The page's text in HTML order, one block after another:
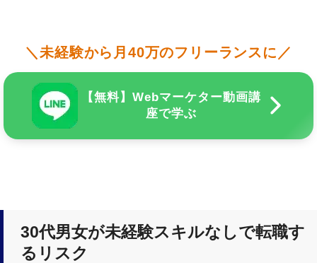
＼未経験から月40万のフリーランスに／
【無料】Webマーケター動画講
座で学ぶ
30代男女が未経験スキルなしで転職す
るリスク